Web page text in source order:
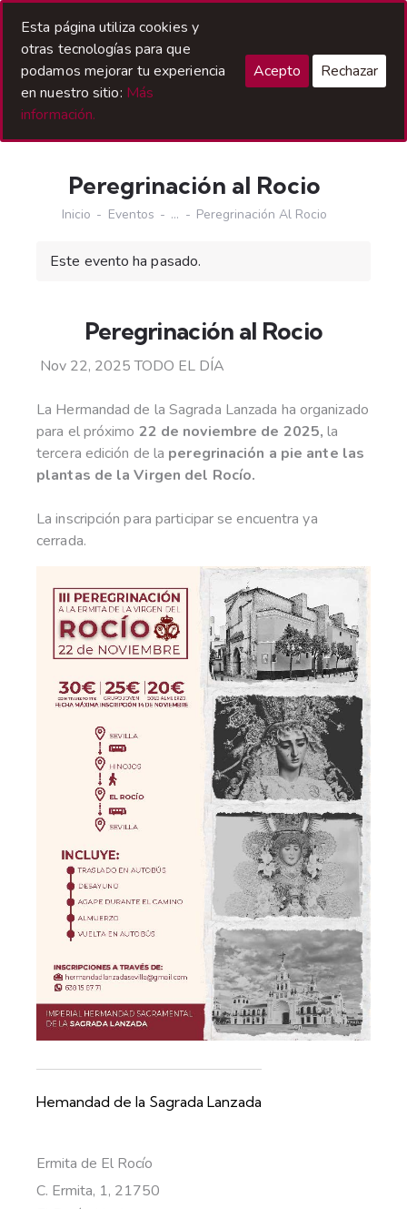
Peregrinación al Rocio
Inicio Eventos ... Peregrinación Al Rocio
Este evento ha pasado.
Peregrinación al Rocio
Nov 22, 2025TODO EL DÍA
La Hermandad de la Sagrada Lanzada ha organizado
para el próximo 22 de noviembre de 2025, la
tercera edición de la peregrinación a pie ante las
plantas de la Virgen del Rocío.
La inscripción para participar se encuentra ya
cerrada.
Hemandad de la Sagrada Lanzada
Ermita de El Rocío
C. Ermita, 1, 21750
Esta página utiliza cookies y
otras tecnologías para que
podamos mejorar tu experiencia
en nuestro sitio: Más
información.
Acepto Rechazar